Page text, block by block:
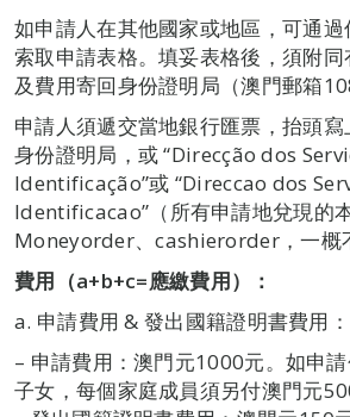
如申請人在其他國家或地區，可通
索取申請表格。填妥表格後，須附
及費用寄回身份證明局（澳門郵箱
申請人須遞交當地銀行匯票，抬頭
身份證明局，或 “Direcção dos
Identificação”或 “Direccao dos
Identificacao”（所有申請地兌現的
Moneyorder、cashierorder，一概
費用（a+b+c=應繳費用）：
a. 申請費用 & 發出國籍證明書費用：
– 申請費用：澳門元1000元。如申
子女，每個家庭成員須另付澳門元